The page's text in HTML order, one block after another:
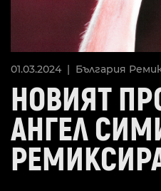
01.03.2024 | България
НОВИЯТ
АНГЕЛ